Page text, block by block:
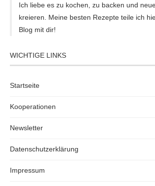
Ich liebe es zu kochen, zu backen und
kreieren. Meine besten Rezepte teile ich
Blog mit dir!
WICHTIGE LINKS
Startseite
Kooperationen
Newsletter
Datenschutzerklärung
Impressum